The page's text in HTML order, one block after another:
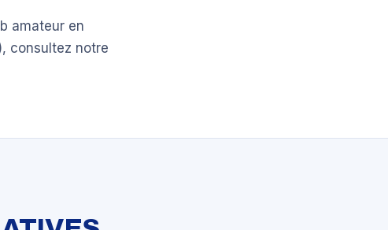
amateur en
consultez notre